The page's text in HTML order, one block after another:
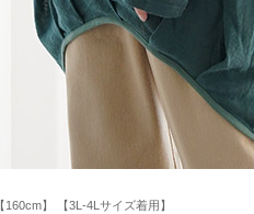
】 【3L-4Lサイズ着用】